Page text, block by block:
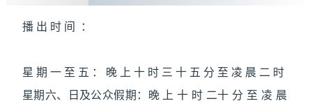
播 出 时 间 ：
星 期 一 至 五 ： 晚 上 十 时 三 十 五 分 至 凌 晨 二 时
星期六、日及公众假期：晚 上 十 时 二十 分 至 凌 晨